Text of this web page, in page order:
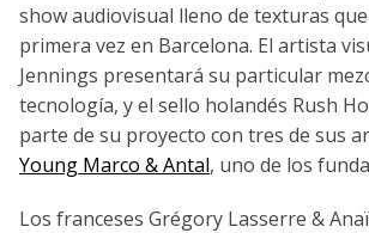
show audiovisual lleno de texturas
primera vez en Barcelona. El artista
Jennings presentará su particular
tecnología, y el sello holandés Rush
parte de su proyecto con tres de sus
Young Marco & Antal, uno de los
Los franceses Grégory Lasserre &